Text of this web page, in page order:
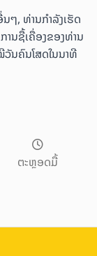
ໆ, ທ່ານກຳລັງເຮັດ
ນຊື້ເຄື່ອງຂອງທ່ານ
ວັນຄົນໂສດໃນນາທີ
ຕະຫຼອດມື້